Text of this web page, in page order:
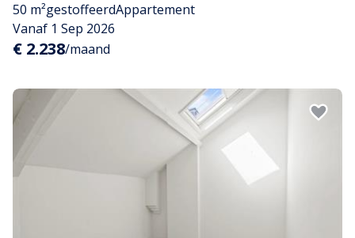
50 m²gestoffeerdAppartement
Vanaf 1 Sep 2026
€ 2.238/maand